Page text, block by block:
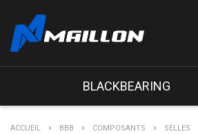
BLACKBEARING
ACCUEIL BBB COMPOSANTS SELLES